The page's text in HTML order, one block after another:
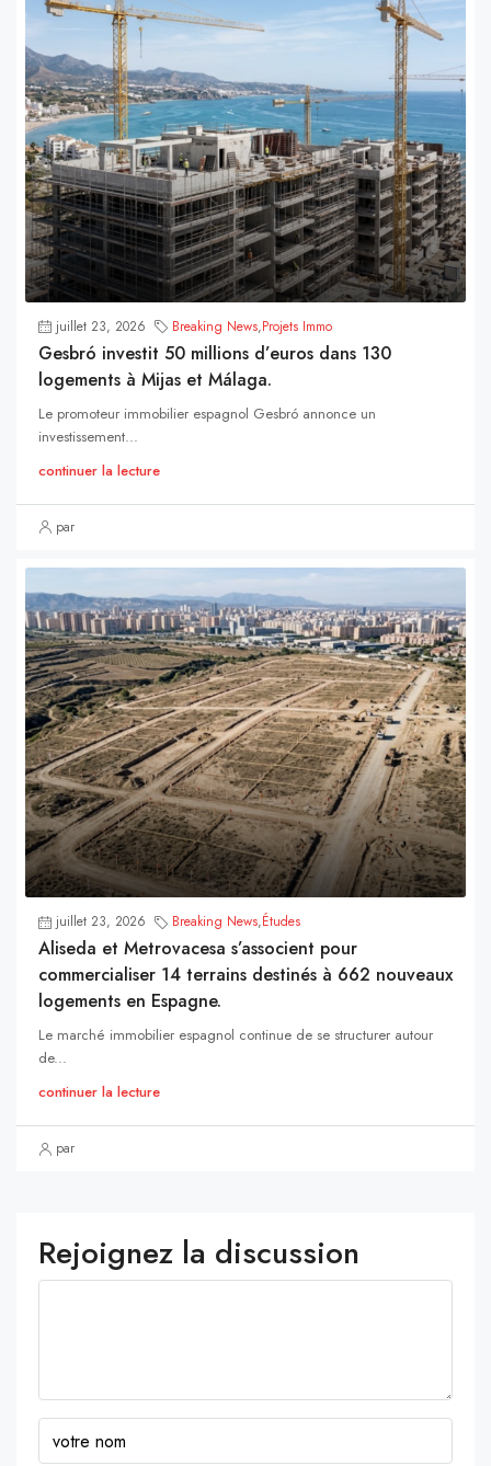
juillet 23, 2026 Breaking News,Projets Immo
Gesbró investit 50 millions d’euros dans 130
logements à Mijas et Málaga.
Le promoteur immobilier espagnol Gesbró annonce un
investissement...
continuer la lecture
par
juillet 23, 2026 Breaking News,Études
Aliseda et Metrovacesa s’associent pour
commercialiser 14 terrains destinés à 662 nouveaux
logements en Espagne.
Le marché immobilier espagnol continue de se structurer autour
de...
continuer la lecture
par
Rejoignez la discussion